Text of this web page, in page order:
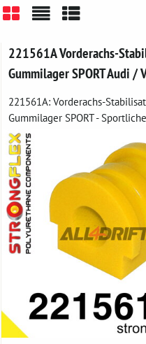
221561A Vorderachs-
Gummilager SPORT Audi /
221561A: Vorderachs-
Gummilager SPORT -